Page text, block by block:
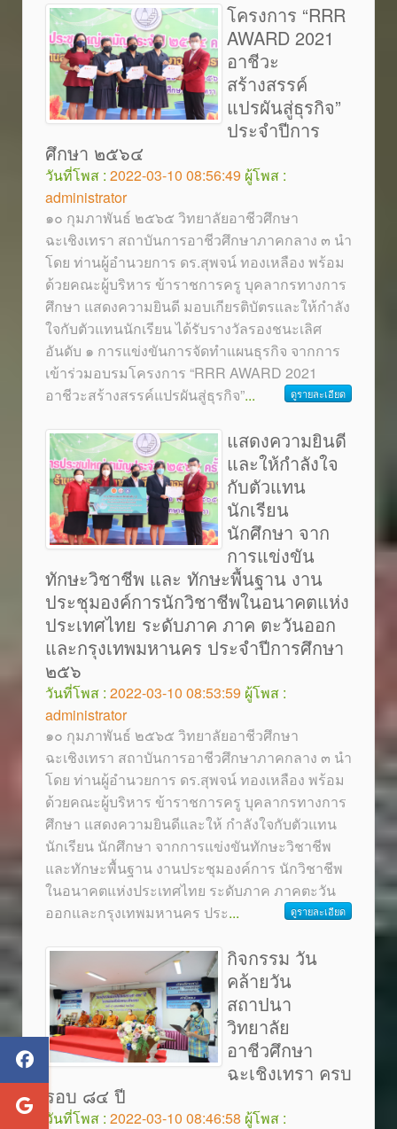
โครงการ “RRR
AWARD 2021
อาชีวะ
สร้างสรรค์
แปรผันสู่ธุรกิจ”
ประจำปีการ
ศึกษา ๒๕๖๔
วันที่โพส : 2022-03-10 08:56:49 ผู้โพส :
administrator
๑๐ กุมภาพันธ์ ๒๕๖๕ วิทยาลัยอาชีวศึกษา
ฉะเชิงเทรา สถาบันการอาชีวศึกษาภาคกลาง ๓ นำ
โดย ท่านผู้อำนวยการ ดร.สุพจน์ ทองเหลือง พร้อม
ด้วยคณะผู้บริหาร ข้าราชการครู บุคลากรทางการ
ศึกษา แสดงความยินดี มอบเกียรติบัตรและให้กำลัง
ใจกับตัวแทนนักเรียน ได้รับรางวัลรองชนะเลิศ
อันดับ ๑ การแข่งขันการจัดทำแผนธุรกิจ จากการ
เข้าร่วมอบรมโครงการ “RRR AWARD 2021
อาชีวะสร้างสรรค์แปรผันสู่ธุรกิจ”... ดูรายละเอียด
แสดงความยินดี
และให้กำลังใจ
กับตัวแทน
นักเรียน
นักศึกษา จาก
การแข่งขัน
ทักษะวิชาชีพ และ ทักษะพื้นฐาน งาน
ประชุมองค์การนักวิชาชีพในอนาคตแห่ง
ประเทศไทย ระดับภาค ภาค ตะวันออก
และกรุงเทพมหานคร ประจำปีการศึกษา
๒๕๖
วันที่โพส : 2022-03-10 08:53:59 ผู้โพส :
administrator
๑๐ กุมภาพันธ์ ๒๕๖๕ วิทยาลัยอาชีวศึกษา
ฉะเชิงเทรา สถาบันการอาชีวศึกษาภาคกลาง ๓ นำ
โดย ท่านผู้อำนวยการ ดร.สุพจน์ ทองเหลือง พร้อม
ด้วยคณะผู้บริหาร ข้าราชการครู บุคลากรทางการ
ศึกษา แสดงความยินดีและให้ กำลังใจกับตัวแทน
นักเรียน นักศึกษา จากการแข่งขันทักษะวิชาชีพ
และทักษะพื้นฐาน งานประชุมองค์การ นักวิชาชีพ
ในอนาคตแห่งประเทศไทย ระดับภาค ภาคตะวัน
ออกและกรุงเทพมหานคร ประ... ดูรายละเอียด
กิจกรรม วัน
คล้ายวัน
สถาปนา
วิทยาลัย
อาชีวศึกษา
ฉะเชิงเทรา ครบ
รอบ ๘๔ ปี
วันที่โพส : 2022-03-10 08:46:58 ผู้โพส :